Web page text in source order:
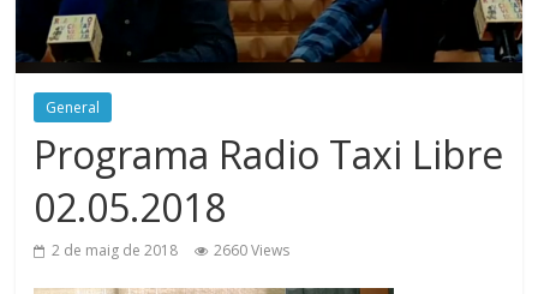
General
Programa Radio Taxi Libre
02.05.2018
2 de maig de 2018 2660 Views